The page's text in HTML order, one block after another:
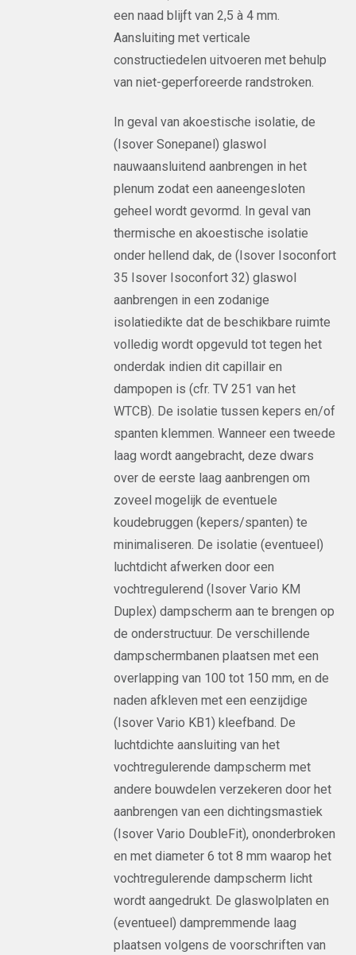
een naad blijft van 2,5 à 4 mm.
Aansluiting met verticale
constructiedelen uitvoeren met behulp
van niet-geperforeerde randstroken.
In geval van akoestische isolatie, de
(Isover Sonepanel) glaswol
nauwaansluitend aanbrengen in het
plenum zodat een aaneengesloten
geheel wordt gevormd. In geval van
thermische en akoestische isolatie
onder hellend dak, de (Isover Isoconfort
35 Isover Isoconfort 32) glaswol
aanbrengen in een zodanige
isolatiedikte dat de beschikbare ruimte
volledig wordt opgevuld tot tegen het
onderdak indien dit capillair en
dampopen is (cfr. TV 251 van het
WTCB). De isolatie tussen kepers en/of
spanten klemmen. Wanneer een tweede
laag wordt aangebracht, deze dwars
over de eerste laag aanbrengen om
zoveel mogelijk de eventuele
koudebruggen (kepers/spanten) te
minimaliseren. De isolatie (eventueel)
luchtdicht afwerken door een
vochtregulerend (Isover Vario KM
Duplex) dampscherm aan te brengen op
de onderstructuur. De verschillende
dampschermbanen plaatsen met een
overlapping van 100 tot 150 mm, en de
naden afkleven met een eenzijdige
(Isover Vario KB1) kleefband. De
luchtdichte aansluiting van het
vochtregulerende dampscherm met
andere bouwdelen verzekeren door het
aanbrengen van een dichtingsmastiek
(Isover Vario DoubleFit), ononderbroken
en met diameter 6 tot 8 mm waarop het
vochtregulerende dampscherm licht
wordt aangedrukt. De glaswolplaten en
(eventueel) dampremmende laag
plaatsen volgens de voorschriften van